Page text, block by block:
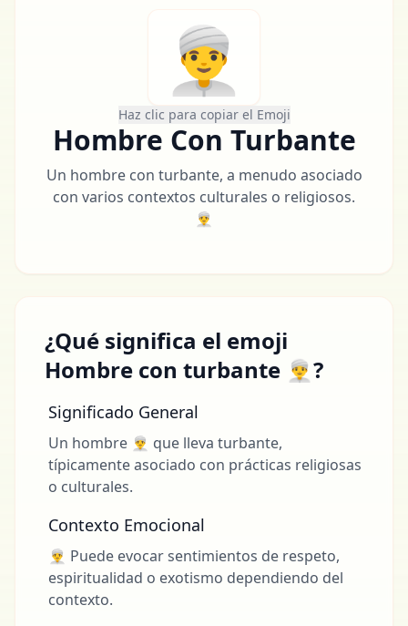
👳‍♂️
Haz clic para copiar el Emoji
Hombre Con Turbante
Un hombre con turbante, a menudo asociado
con varios contextos culturales o religiosos.
👳‍♂️
¿Qué significa el emoji
Hombre con turbante 👳‍♂️?
Significado General
Un hombre 👳‍♂️ que lleva turbante,
típicamente asociado con prácticas religiosas
o culturales.
Contexto Emocional
👳‍♂️ Puede evocar sentimientos de respeto,
espiritualidad o exotismo dependiendo del
contexto.